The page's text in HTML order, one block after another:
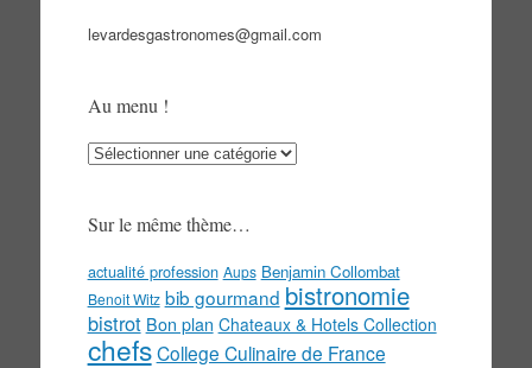
levardesgastronomes@gmail.com
Au menu !
Au
Sur le même thème…
actualité profession Aups Benjamin Collombat
Benoit Witz bib gourmand bistronomie
bistrot Bon plan Chateaux & Hotels Collection
chefs College Culinaire de France